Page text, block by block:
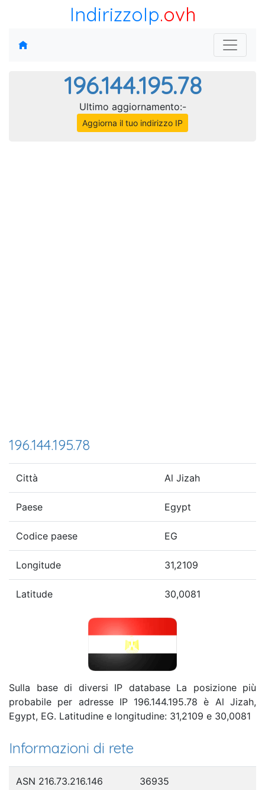
IndirizzoIp.ovh
196.144.195.78
Ultimo aggiornamento:-
Aggiorna il tuo indirizzo IP
196.144.195.78
Città Al Jizah
Paese Egypt
Codice paese EG
Longitude 31,2109
Latitude 30,0081
Sulla base di diversi IP database La posizione più
probabile per adresse IP 196.144.195.78 è Al Jizah,
Egypt, EG. Latitudine e longitudine: 31,2109 e 30,0081
Informazioni di rete
ASN 216.73.216.146 36935